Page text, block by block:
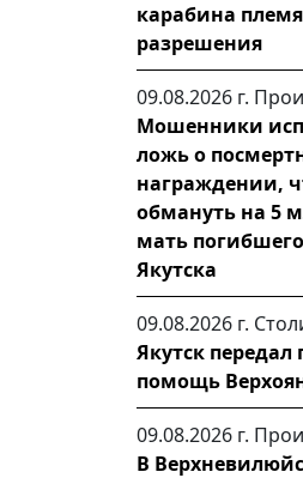
карабина
разрешения
09.08.2026 г.
Мошенники
ложь о
награждении,
обмануть на 5
мать
Якутска
09.08.2026 г.
Якутск
помощь
09.08.2026 г.
В